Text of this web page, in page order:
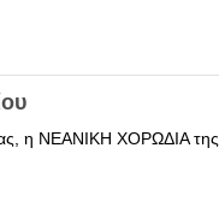
η ΝΕΑΝΙΚΗ ΧΟΡΩΔΙΑ της